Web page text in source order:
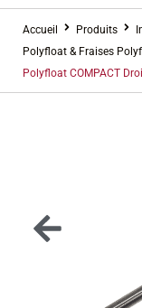
Accueil Produits
Polyfloat & Fraises
Polyfloat COMPACT